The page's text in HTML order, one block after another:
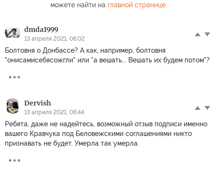
можете найти на главной странице.
dmda1999
13 апреля 2021, 06:02
Болтовня о Донбассе? А как, например, болтовня
"онисамисебясожгли" или "а вешать... Вешать их будем потом"?
Dervish
13 апреля 2021, 06:44
Ребята, даже не надейтесь, возможный отзыв подписи именно
вашего Кравчука под Беловежскими соглашениями никто
признавать не будет. Умерла так умерла.